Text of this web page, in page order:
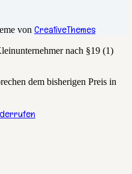
von CreativeThemes
nach §19 (1)
dem bisherigen Preis in